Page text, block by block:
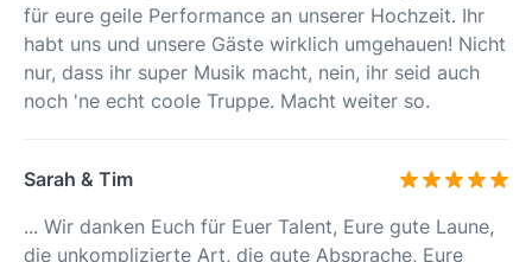
für eure geile Performance an unserer Hochzeit. Ihr
habt uns und unsere Gäste wirklich umgehauen! Nicht
nur, dass ihr super Musik macht, nein, ihr seid auch
noch 'ne echt coole Truppe. Macht weiter so.
Sarah & Tim
... Wir danken Euch für Euer Talent, Eure gute Laune,
die unkomplizierte Art, die gute Absprache, Eure